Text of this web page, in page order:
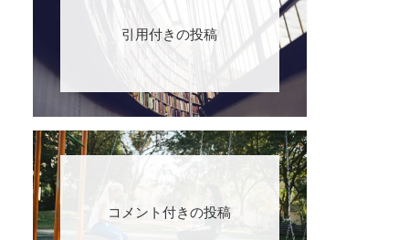
引用付きの投稿
コメント付きの投稿